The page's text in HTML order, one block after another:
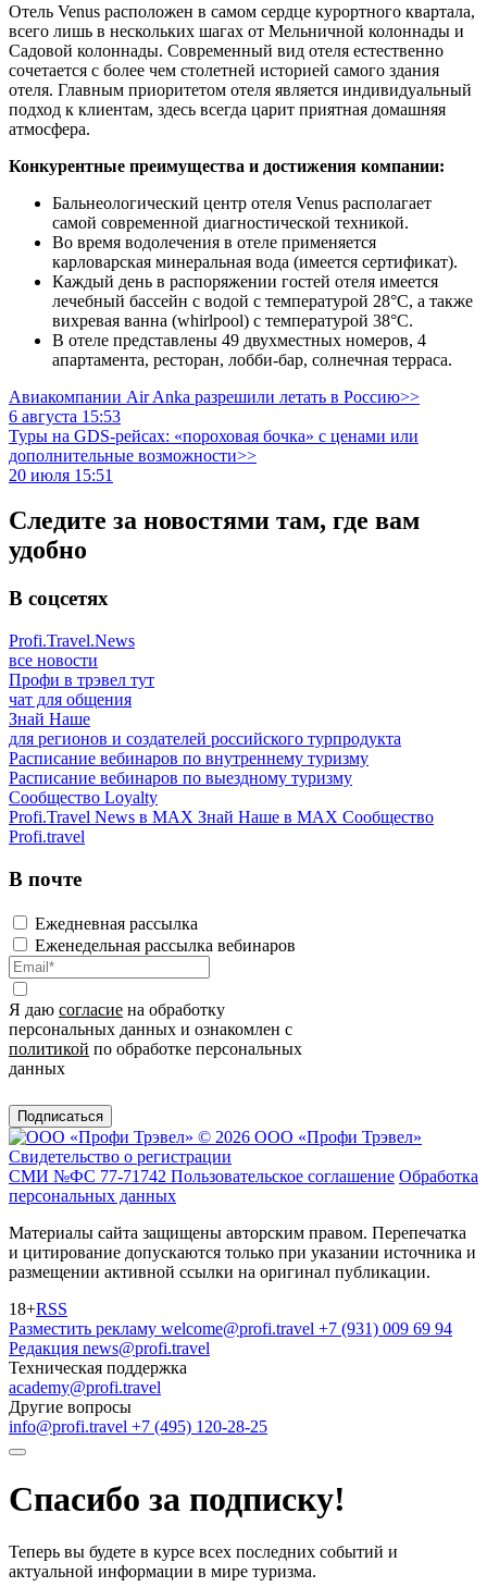
Отель Venus расположен в самом сердце курортного квартала,
всего лишь в нескольких шагах от Мельничной колоннады и
Садовой колоннады. Современный вид отеля естественно
сочетается с более чем столетней историей самого здания
отеля. Главным приоритетом отеля является индивидуальный
подход к клиентам, здесь всегда царит приятная домашняя
атмосфера.
Конкурентные преимущества и достижения компании:
Бальнеологический центр отеля Venus располагает
самой современной диагностической техникой.
Во время водолечения в отеле применяется
карловарская минеральная вода (имеется сертификат).
Каждый день в распоряжении гостей отеля имеется
лечебный бассейн с водой с температурой 28°C, а также
вихревая ванна (whirlpool) с температурой 38°C.
В отеле представлены 49 двухместных номеров, 4
апартамента, ресторан, лобби-бар, солнечная терраса.
Авиакомпании Air Anka разрешили летать в Россию>>
6 августа 15:53
Туры на GDS-рейсах: «пороховая бочка» с ценами или
дополнительные возможности>>
20 июля 15:51
Следите за новостями там, где вам
удобно
В соцсетях
Profi.Travel.News
все новости
Профи в трэвел тут
чат для общения
Знай Наше
для регионов и создателей российского турпродукта
Расписание вебинаров по внутреннему туризму
Расписание вебинаров по выездному туризму
Сообщество Loyalty
Profi.Travel News в MAX Знай Наше в MAX Сообщество
Profi.travel
В почте
Ежедневная рассылка
Еженедельная рассылка вебинаров
Я даю согласие на обработку
персональных данных и ознакомлен с
политикой по обработке персональных
данных
Подписаться
© 2026 ООО «Профи Трэвeл»
Свидетельство о регистрации
СМИ №ФС 77-71742 Пользовательское соглашение Обработка
персональных данных
Материалы сайта защищены авторским правом. Перепечатка
и цитирование допускаются только при указании источника и
размещении активной ссылки на оригинал публикации.
18+RSS
Разместить рекламу welcome@profi.travel +7 (931) 009 69 94
Редакция news@profi.travel
Техническая поддержка
academy@profi.travel
Другие вопросы
info@profi.travel +7 (495) 120-28-25
Спасибо за подписку!
Теперь вы будете в курсе всех последних событий и
актуальной информации в мире туризма.